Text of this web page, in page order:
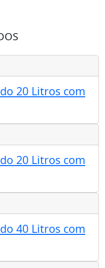
20 Litros com
20 Litros com
40 Litros com